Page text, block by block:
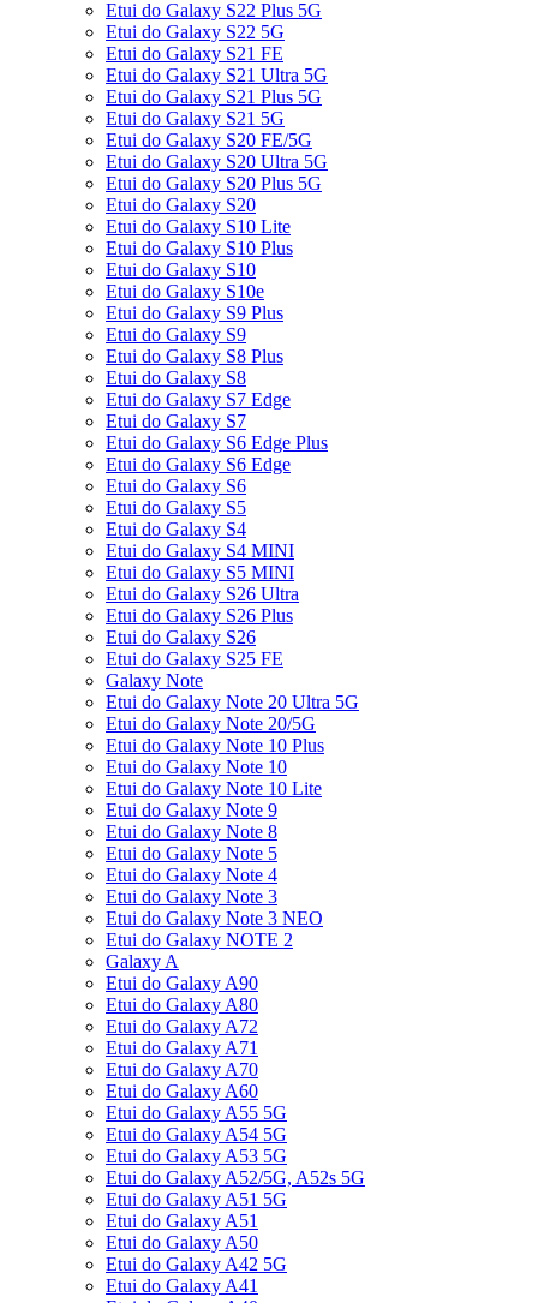
Etui do Galaxy S22 Plus 5G
Etui do Galaxy S22 5G
Etui do Galaxy S21 FE
Etui do Galaxy S21 Ultra 5G
Etui do Galaxy S21 Plus 5G
Etui do Galaxy S21 5G
Etui do Galaxy S20 FE/5G
Etui do Galaxy S20 Ultra 5G
Etui do Galaxy S20 Plus 5G
Etui do Galaxy S20
Etui do Galaxy S10 Lite
Etui do Galaxy S10 Plus
Etui do Galaxy S10
Etui do Galaxy S10e
Etui do Galaxy S9 Plus
Etui do Galaxy S9
Etui do Galaxy S8 Plus
Etui do Galaxy S8
Etui do Galaxy S7 Edge
Etui do Galaxy S7
Etui do Galaxy S6 Edge Plus
Etui do Galaxy S6 Edge
Etui do Galaxy S6
Etui do Galaxy S5
Etui do Galaxy S4
Etui do Galaxy S4 MINI
Etui do Galaxy S5 MINI
Etui do Galaxy S26 Ultra
Etui do Galaxy S26 Plus
Etui do Galaxy S26
Etui do Galaxy S25 FE
Galaxy Note
Etui do Galaxy Note 20 Ultra 5G
Etui do Galaxy Note 20/5G
Etui do Galaxy Note 10 Plus
Etui do Galaxy Note 10
Etui do Galaxy Note 10 Lite
Etui do Galaxy Note 9
Etui do Galaxy Note 8
Etui do Galaxy Note 5
Etui do Galaxy Note 4
Etui do Galaxy Note 3
Etui do Galaxy Note 3 NEO
Etui do Galaxy NOTE 2
Galaxy A
Etui do Galaxy A90
Etui do Galaxy A80
Etui do Galaxy A72
Etui do Galaxy A71
Etui do Galaxy A70
Etui do Galaxy A60
Etui do Galaxy A55 5G
Etui do Galaxy A54 5G
Etui do Galaxy A53 5G
Etui do Galaxy A52/5G, A52s 5G
Etui do Galaxy A51 5G
Etui do Galaxy A51
Etui do Galaxy A50
Etui do Galaxy A42 5G
Etui do Galaxy A41